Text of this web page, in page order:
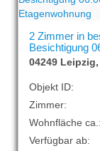
2 Zimmer in
Besichtigung
04249
Objekt ID:
Zimmer:
Wohnfläche ca.:
Verfügbar ab: